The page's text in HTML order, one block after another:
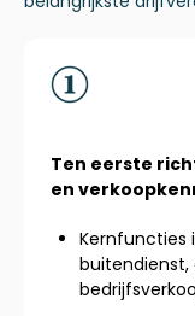
Ten eerste
en
Kernfuncties